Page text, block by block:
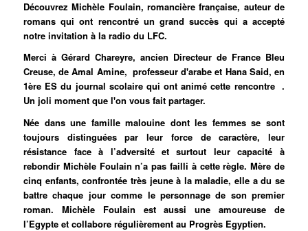
Découvrez Michèle Foulain, romancière française, auteur de
romans qui ont rencontré un grand succès qui a accepté
notre invitation à la radio du LFC.
Merci à Gérard Chareyre, ancien Directeur de France Bleu
Creuse, de Amal Amine, professeur d'arabe et Hana Said, en
1ère ES du journal scolaire qui ont animé cette rencontre .
Un joli moment que l'on vous fait partager.
Née dans une famille malouine dont les femmes se sont
toujours distinguées par leur force de caractère, leur
résistance face à l’adversité et surtout leur capacité à
rebondir Michèle Foulain n’a pas failli à cette règle. Mère de
cinq enfants, confrontée très jeune à la maladie, elle a du se
battre chaque jour comme le personnage de son premier
roman. Michèle Foulain est aussi une amoureuse de
l’Egypte et collabore régulièrement au Progrès Egyptien.